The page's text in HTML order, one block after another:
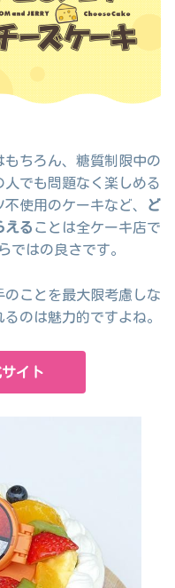
ちろん、糖質制限中の
でも問題なく楽しめる
使用のケーキなど、
ど
える ことは全ケーキ店で
ではの良さです。
ことを最大限考慮しな
のは魅力的ですよね。
イト